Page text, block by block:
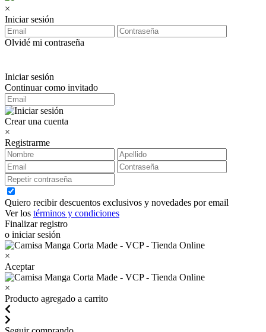
×
Iniciar sesión
Olvidé mi contraseña
Iniciar sesión
Continuar como invitado
Crear una cuenta
×
Registrarme
Quiero recibir descuentos exclusivos y novedades por email
Ver los términos y condiciones
Finalizar registro
o iniciar sesión
×
Aceptar
×
Producto agregado a carrito